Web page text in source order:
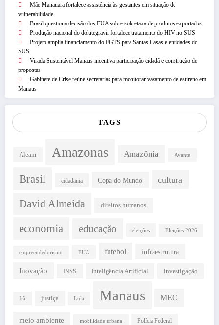
Mãe Manauara fortalece assistência às gestantes em situação de
vulnerabilidade
Brasil questiona decisão dos EUA sobre sobretaxa de produtos exportados
Produção nacional do dolutegravir fortalece tratamento do HIV no SUS
Projeto amplia financiamento do FGTS para Santas Casas e entidades do
SUS
Virada Sustentável Manaus incentiva participação cidadã e construção de
propostas
Gabinete de Crise reúne secretarias para monitorar vazamento de estireno em
Manaus
TAGS
Aleam Amazonas Amazônia Avante
Brasil cidadania Copa do Mundo cultura
David Almeida direitos humanos
economia educação eleições Eleições 2026
empreendedorismo EUA futebol infraestrutura
Inovação INSS Inteligência Artificial investigação
Irã justiça Lula Manaus MEC
meio ambiente mobilidade urbana Polícia Federal